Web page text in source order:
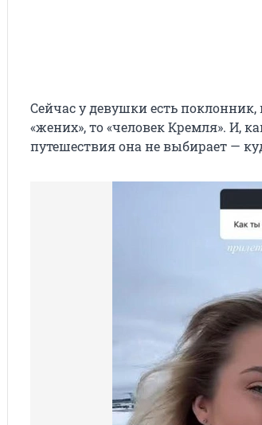
Сейчас у девушки есть поклонник,
«жених», то «человек Кремля». И,
путешествия она не выбирает —